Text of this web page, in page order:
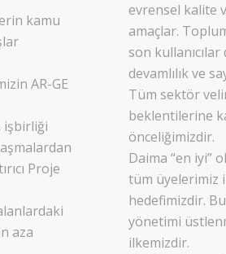
kamu
AR-GE
işbirliği
Proje
aza
evrensel kalite
amaçlar.
son
devamlılık ve
Tüm sektör
beklentilerine
önceliğimizdir.
Daima “en iyi”
tüm üyelerimiz
hedefimizdir.
yönetimi
ilkemizdir.